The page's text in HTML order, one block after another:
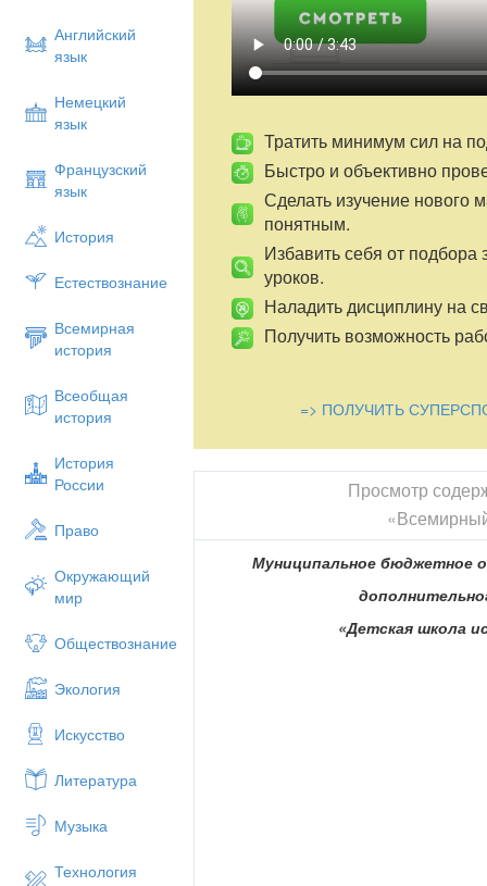
Английский
язык
Немецкий
язык
Французский
язык
История
Естествознание
Всемирная
история
Всеобщая
история
История
России
Право
Окружающий
мир
Обществознание
Экология
Искусство
Литература
Музыка
Технология
Тратить минимум сил на
Быстро и объективно
Сделать изучение нового
понятным.
Избавить себя от подбора
уроков.
Наладить дисциплину на
Получить возможность
=> ПОЛУЧИТЬ
Просмотр
Муниципальное бюджетное
«Детская школа